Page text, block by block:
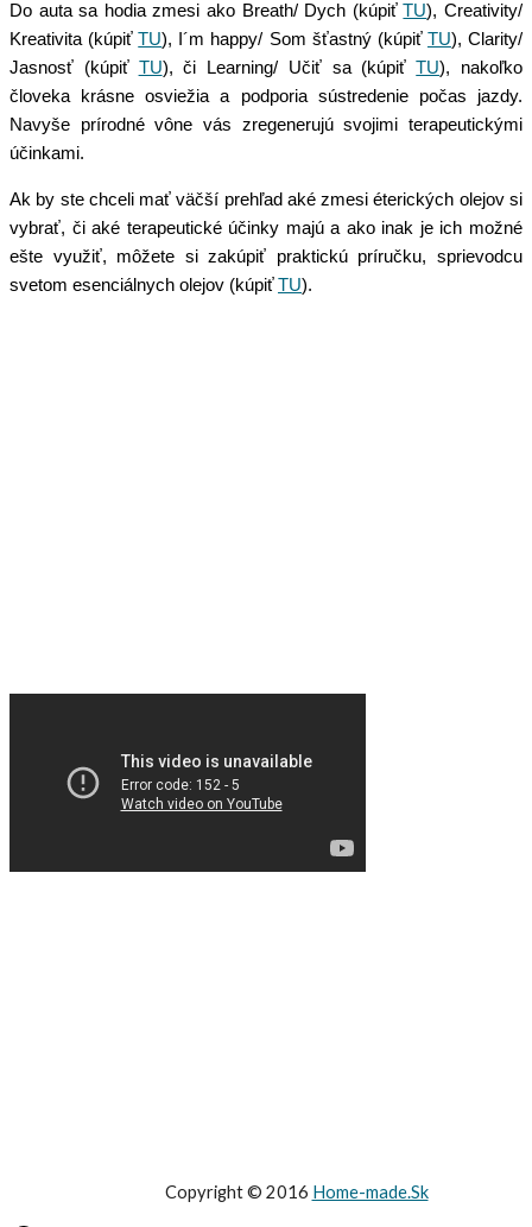
Do auta sa hodia zmesi ako Breath/ Dych (kúpiť TU), Creativity/
Kreativita (kúpiť TU), I´m happy/ Som šťastný (kúpiť TU), Clarity/
Jasnosť (kúpiť TU), či Learning/ Učiť sa (kúpiť TU), nakoľko
človeka krásne osviežia a podporia sústredenie počas jazdy.
Navyše prírodné vône vás zregenerujú svojimi terapeutickými
účinkami.
Ak by ste chceli mať väčší prehľad aké zmesi éterických olejov si
vybrať, či aké terapeutické účinky majú a ako inak je ich možné
ešte využiť, môžete si zakúpiť praktickú príručku, sprievodcu
svetom esenciálnych olejov (kúpiťTU).
Copyright © 2016 Home-made.Sk